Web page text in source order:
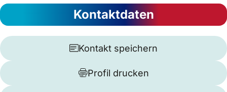
Kontaktdaten
Kontakt speichern
Profil drucken